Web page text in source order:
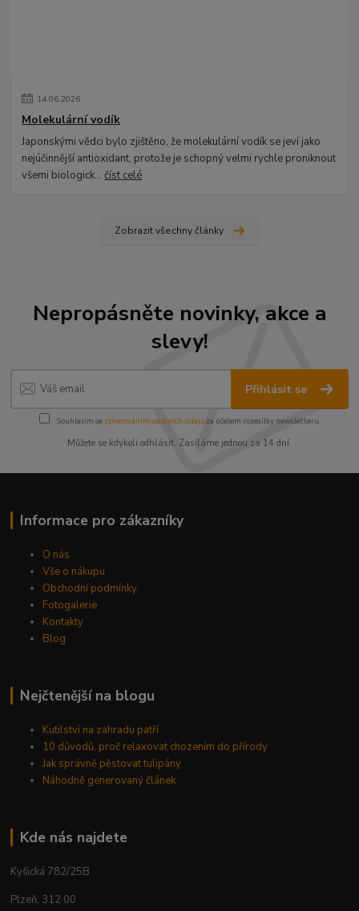
14.06.2026
Molekulární vodík
Japonskými vědci bylo zjištěno, že molekulární vodík se jeví jako
nejúčinnější antioxidant, protože je schopný velmi rychle proniknout
všemi biologick...číst celé
Zobrazit všechny články
Nepropásněte novinky, akce a
slevy!
Přihlásit se
Souhlasím se zpracováním osobních údajůza účelem rozesílky newsletteru.
Můžete se kdykoli odhlásit. Zasíláme jednou za 14 dní.
Informace pro zákazníky
O nás
Vše o nákupu
Obchodní podmínky
Fotogalerie
Kontakty
Blog
Nejčtenější na blogu
Kutilství na zahradu patří
10 důvodů, proč relaxovat chozením do přírody
Jak správně pěstovat tulipány
Náhodně generovaný článek
Kde nás najdete
Kyšická 782/25B
Plzeň, 312 00